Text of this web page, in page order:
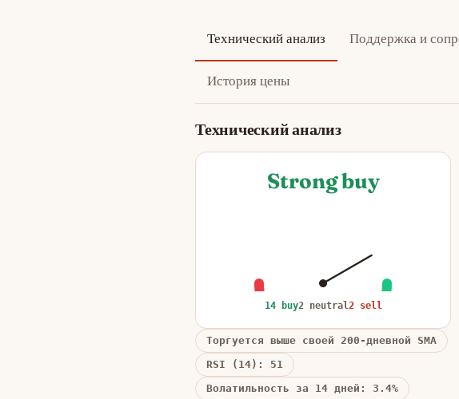
Технический анализ Поддержка и
История цены
Технический анализ
Strong buy
14 buy2 neutral2 sell
Торгуется выше своей 200-дневной SMA
RSI (14): 51
Волатильность за 14 дней: 3.4%